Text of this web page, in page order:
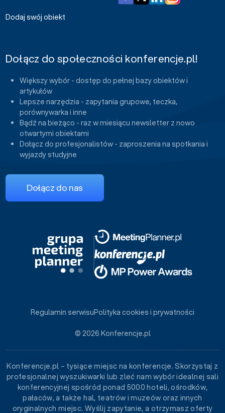
Dodaj swój obiekt
Dołącz do społeczności konferencje.pl!
Większy wybór - dostęp do pełnej bazy obiektów i
artykułów
Lepsze narzędzia - zapytania grupowe, teczka,
porównywarka i inne
Bądź na bieżąco - raz w miesiącu newsletter z nowo
otwartymi obiektami
Dołącz do profesjonalistów - zaproszenia na spotkania i
wyjazdy studyjne
Dołącz do nas
© 2026 Konferencje.pl
Regulamin serwisuPolityka cookies i prywatności
Konferencje.pl – tysiące miejsc na konferencje. Skorzystaj z
profesjonalnej wyszukiwarki lub zleć nam wybór idealnej sali
konferencyjnej spośród ponad 5000 hoteli, ośrodków,
pałaców, a także hal, teatrów i muzeów oraz innych
oryginalnych miejsc. Wyślij zapytanie, a otrzymasz oferty